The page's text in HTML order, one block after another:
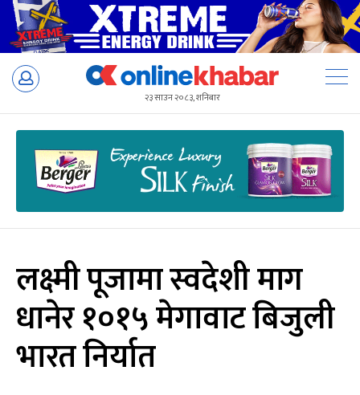
Skip
२३ साउन २०८३, शनिबार
लक्ष्मी पूजामा स्वदेशी माग
धानेर १०१५ मेगावाट बिजुली
भारत निर्यात